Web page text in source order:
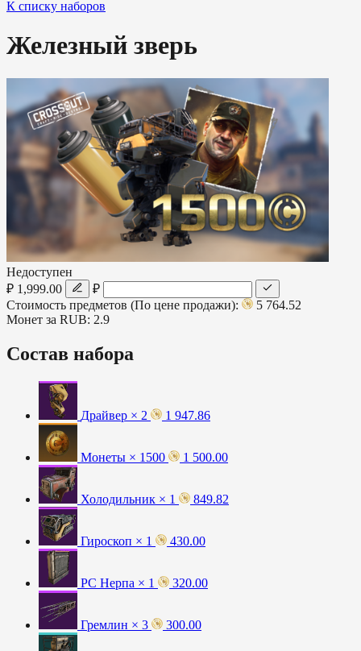
К списку наборов
Железный зверь
Недоступен
₽ 1,999.00
₽
Стоимость предметов (По цене продажи):
5 764.52
Монет за RUB: 2.9
Состав набора
Драйвер × 2 1 947.86
Монеты × 1500 1 500.00
Холодильник × 1 849.82
Гироскоп × 1 430.00
РС Нерпа × 1 320.00
Гремлин × 3 300.00